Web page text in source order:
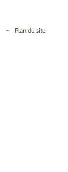
Plan du site